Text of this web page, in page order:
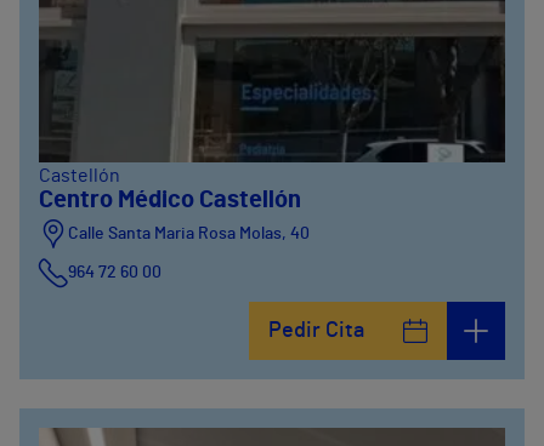
Castellón
Centro Médico Castellón
Calle Santa Maria Rosa Molas, 40
964 72 60 00
Pedir Cita